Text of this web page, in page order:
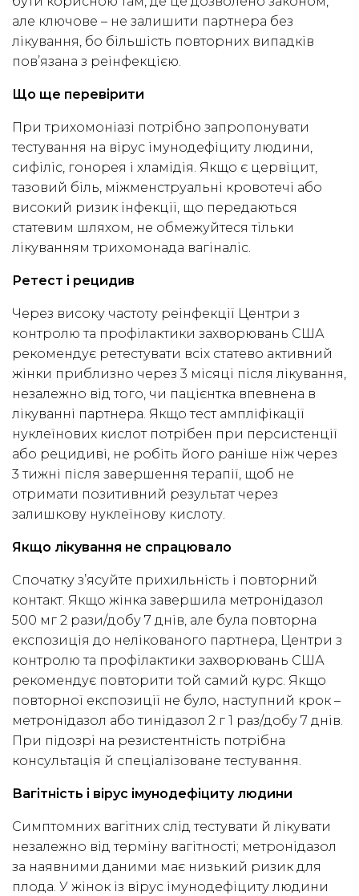
але ключове – не залишити партнера без
лікування, бо більшість повторних випадків
пов’язана з реінфекцією.
Що ще перевірити
При трихомоніазі потрібно запропонувати
тестування на вірус імунодефіциту людини,
сифіліс, гонорея і хламідія. Якщо є цервіцит,
тазовий біль, міжменструальні кровотечі або
високий ризик інфекції, що передаються
статевим шляхом, не обмежуйтеся тільки
лікуванням трихомонада вагіналіс.
Ретест і рецидив
Через високу частоту реінфекції Центри з
контролю та профілактики захворювань США
рекомендує ретестувати всіх статево активний
жінки приблизно через 3 місяці після лікування,
незалежно від того, чи пацієнтка впевнена в
лікуванні партнера. Якщо тест ампліфікації
нуклеїнових кислот потрібен при персистенції
або рецидиві, не робіть його раніше ніж через
3 тижні після завершення терапії, щоб не
отримати позитивний результат через
залишкову нуклеїнову кислоту.
Якщо лікування не спрацювало
Спочатку з’ясуйте прихильність і повторний
контакт. Якщо жінка завершила метронідазол
500 мг 2 рази/добу 7 днів, але була повторна
експозиція до нелікованого партнера, Центри з
контролю та профілактики захворювань США
рекомендує повторити той самий курс. Якщо
повторної експозиції не було, наступний крок –
метронідазол або тинідазол 2 г 1 раз/добу 7 днів.
При підозрі на резистентність потрібна
консультація й спеціалізоване тестування.
Вагітність і вірус імунодефіциту людини
Симптомних вагітних слід тестувати й лікувати
незалежно від терміну вагітності; метронідазол
за наявними даними має низький ризик для
плода. У жінок із вірус імунодефіциту людини